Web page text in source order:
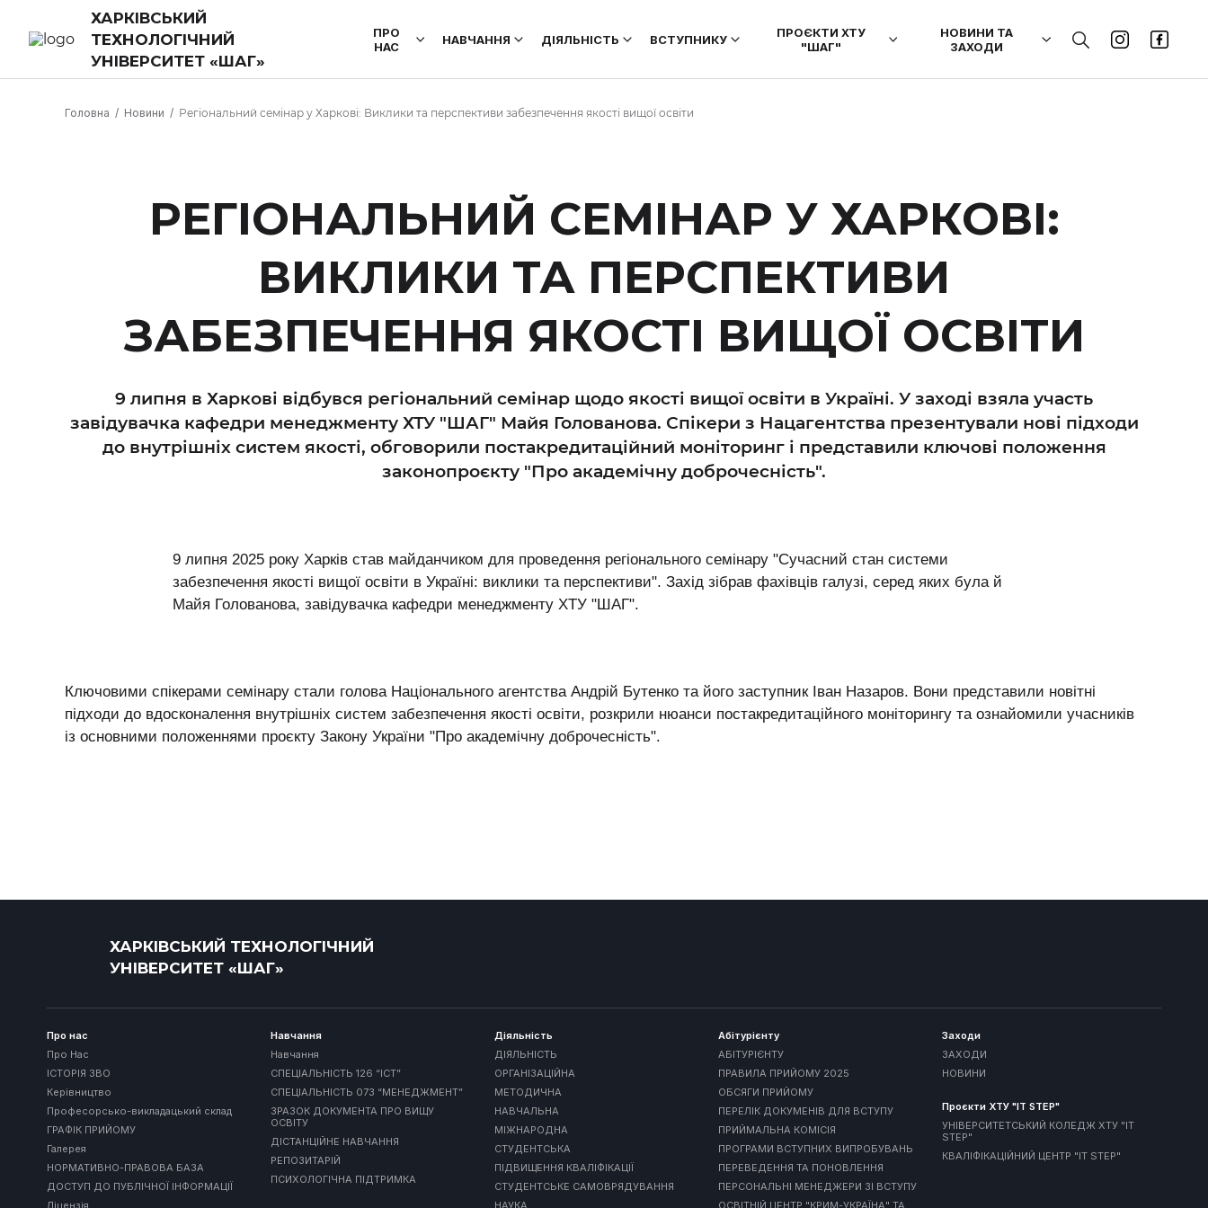
ХАРКІВСЬКИЙ
ТЕХНОЛОГІЧНИЙ
УНІВЕРСИТЕТ «ШАГ»
ПРО
НАС
НАВЧАННЯ ДІЯЛЬНІСТЬ ВСТУПНИКУ
ПРОЄКТИ ХТУ
"ШАГ"
НОВИНИ ТА
ЗАХОДИ
Головна Новини Регіональний семінар у Харкові: Виклики та перспективи забезпечення якості вищої освіти
РЕГІОНАЛЬНИЙ СЕМІНАР У ХАРКОВІ:
ВИКЛИКИ ТА ПЕРСПЕКТИВИ
ЗАБЕЗПЕЧЕННЯ ЯКОСТІ ВИЩОЇ ОСВІТИ
9 липня в Харкові відбувся регіональний семінар щодо якості вищої освіти в Україні. У заході взяла участь
завідувачка кафедри менеджменту ХТУ "ШАГ" Майя Голованова. Спікери з Нацагентства презентували нові підходи
до внутрішніх систем якості, обговорили постакредитаційний моніторинг і представили ключові положення
законопроєкту "Про академічну доброчесність".
9 липня 2025 року Харків став майданчиком для проведення регіонального семінару "Сучасний стан системи
забезпечення якості вищої освіти в Україні: виклики та перспективи". Захід зібрав фахівців галузі, серед яких була й
Майя Голованова, завідувачка кафедри менеджменту ХТУ "ШАГ".
Ключовими спікерами семінару стали голова Національного агентства Андрій Бутенко та його заступник Іван Назаров. Вони представили новітні
підходи до вдосконалення внутрішніх систем забезпечення якості освіти, розкрили нюанси постакредитаційного моніторингу та ознайомили учасників
із основними положеннями проєкту Закону України "Про академічну доброчесність".
ХАРКІВСЬКИЙ ТЕХНОЛОГІЧНИЙ
УНІВЕРСИТЕТ «ШАГ»
Про нас
Про Нас
ІСТОРІЯ ЗВО
Керівництво
Професорсько-викладацький склад
ГРАФІК ПРИЙОМУ
Галерея
НОРМАТИВНО-ПРАВОВА БАЗА
ДОСТУП ДО ПУБЛІЧНОЇ ІНФОРМАЦІЇ
Ліцензія
Навчання
Навчання
СПЕЦІАЛЬНІСТЬ 126 “ІСТ”
СПЕЦІАЛЬНІСТЬ 073 “МЕНЕДЖМЕНТ”
ЗРАЗОК ДОКУМЕНТА ПРО ВИЩУ
ОСВІТУ
ДІСТАНЦІЙНЕ НАВЧАННЯ
РЕПОЗИТАРІЙ
ПСИХОЛОГІЧНА ПІДТРИМКА
Діяльність
ДІЯЛЬНІСТЬ
ОРГАНІЗАЦІЙНА
МЕТОДИЧНА
НАВЧАЛЬНА
МІЖНАРОДНА
СТУДЕНТСЬКА
ПІДВИЩЕННЯ КВАЛІФІКАЦІЇ
СТУДЕНТСЬКЕ САМОВРЯДУВАННЯ
НАУКА
Абітурієнту
АБІТУРІЄНТУ
ПРАВИЛА ПРИЙОМУ 2025
ОБСЯГИ ПРИЙОМУ
ПЕРЕЛІК ДОКУМЕНІВ ДЛЯ ВСТУПУ
ПРИЙМАЛЬНА КОМІСІЯ
ПРОГРАМИ ВСТУПНИХ ВИПРОБУВАНЬ
ПЕРЕВЕДЕННЯ ТА ПОНОВЛЕННЯ
ПЕРСОНАЛЬНІ МЕНЕДЖЕРИ ЗІ ВСТУПУ
ОСВІТНІЙ ЦЕНТР "КРИМ-УКРАЇНА" ТА
Заходи
ЗАХОДИ
НОВИНИ
Проєкти ХТУ "IT STEP"
УНІВЕРСИТЕТСЬКИЙ КОЛЕДЖ ХТУ "IT
STEP"
КВАЛІФІКАЦІЙНИЙ ЦЕНТР "IT STEP"